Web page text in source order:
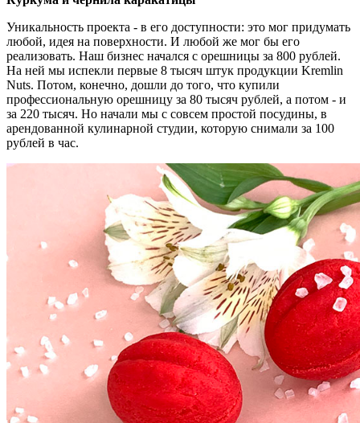
Уникальность проекта - в его доступности: это мог придумать
любой, идея на поверхности. И любой же мог бы его
реализовать. Наш бизнес начался с орешницы за 800 рублей.
На ней мы испекли первые 8 тысяч штук продукции Kremlin
Nuts. Потом, конечно, дошли до того, что купили
профессиональную орешницу за 80 тысяч рублей, а потом - и
за 220 тысяч. Но начали мы с совсем простой посудины, в
арендованной кулинарной студии, которую снимали за 100
рублей в час.